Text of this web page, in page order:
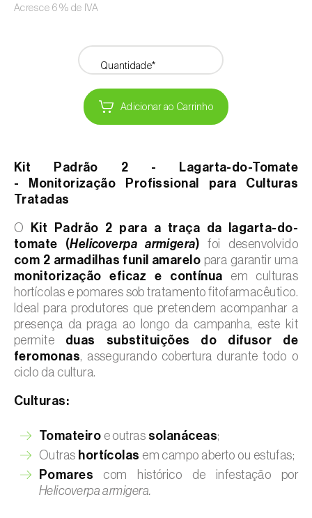
Acresce 6% de IVA
Quantidade*
Adicionar ao Carrinho
Kit Padrão 2 - Lagarta-do-Tomate
- Monitorização Profissional para Culturas
Tratadas
O
Kit Padrão 2 para a traça da lagarta-do-
tomate (Helicoverpa armigera) foi desenvolvido
com 2 armadilhas funil amarelo para garantir uma
monitorização eficaz e contínua em culturas
hortícolas e pomares sob tratamento fitofarmacêutico.
Ideal para produtores que pretendem acompanhar a
presença da praga ao longo da campanha, este kit
permite duas substituições do difusor de
feromonas, assegurando cobertura durante todo o
ciclo da cultura.
Culturas:
Tomateiro e outras solanáceas;
Outras hortícolas em campo aberto ou estufas;
Pomares com histórico de infestação por
Helicoverpa armigera.